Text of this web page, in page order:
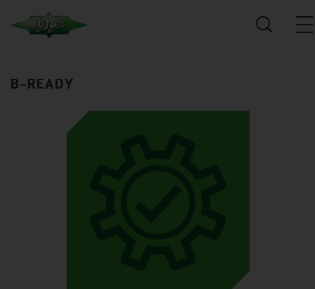
B-READY